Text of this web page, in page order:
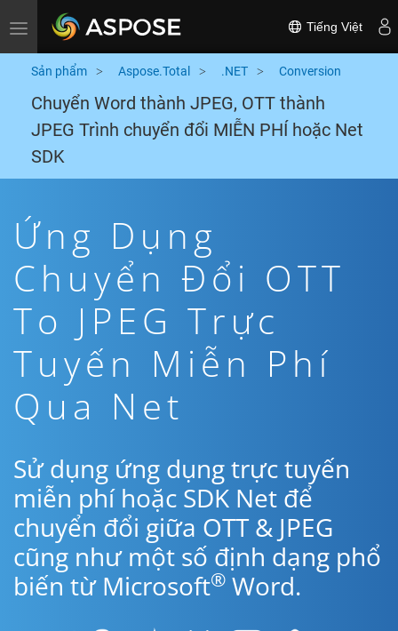
Toggle navigation Tiếng Việt
Sản phẩm Aspose.Total .NET Conversion
Chuyển Word thành JPEG, OTT thành
JPEG Trình chuyển đổi MIỄN PHÍ hoặc Net
SDK
Ứng Dụng
Chuyển Đổi OTT
To JPEG Trực
Tuyến Miễn Phí
Qua Net
Sử dụng ứng dụng trực tuyến
miễn phí hoặc SDK Net để
chuyển đổi giữa OTT & JPEG
cũng như một số định dạng phổ
biến từ Microsoft® Word.